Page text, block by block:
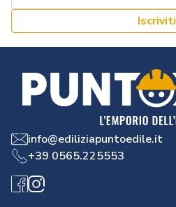
Iscriviti
info@ediliziapuntoedile.it
+39 0565.225553
Facebook
Instagram